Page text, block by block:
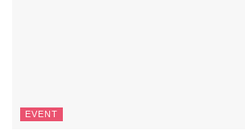
EVENT